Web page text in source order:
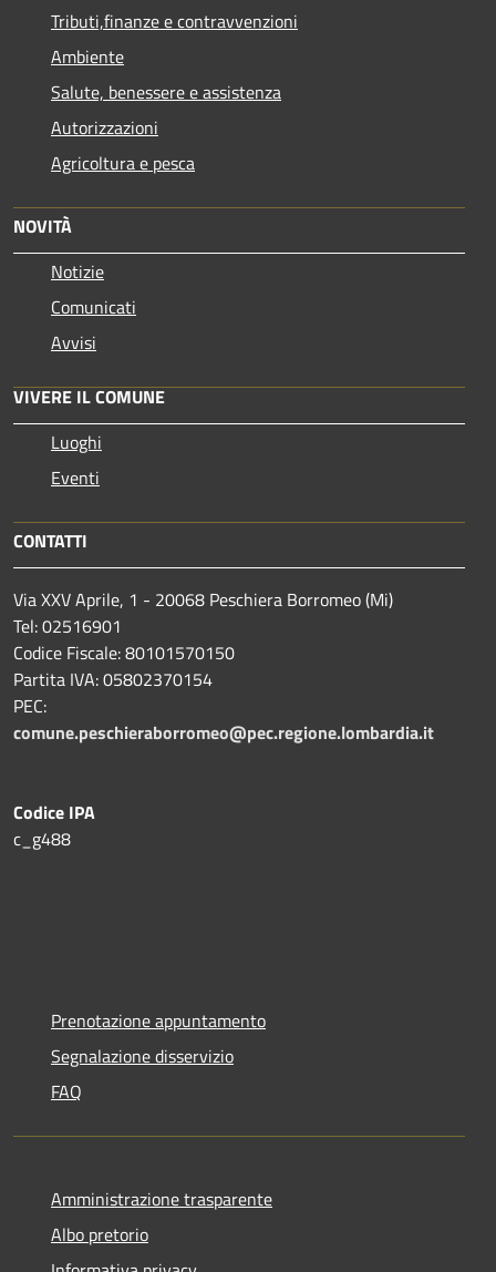
Tributi,finanze e contravvenzioni
Ambiente
Salute, benessere e assistenza
Autorizzazioni
Agricoltura e pesca
NOVITÀ
Notizie
Comunicati
Avvisi
VIVERE IL COMUNE
Luoghi
Eventi
CONTATTI
Via XXV Aprile, 1 - 20068 Peschiera Borromeo (Mi)
Tel: 02516901
Codice Fiscale: 80101570150
Partita IVA: 05802370154
PEC:
comune.peschieraborromeo@pec.regione.lombardia.it
Codice IPA
c_g488
Prenotazione appuntamento
Segnalazione disservizio
FAQ
Amministrazione trasparente
Albo pretorio